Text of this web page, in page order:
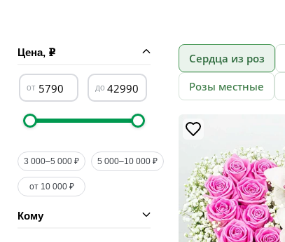
Цена,
3 000–5 000 ₽ 5 000–10 000 ₽
от 10 000 ₽
Кому
Сердца из роз
Розы местные